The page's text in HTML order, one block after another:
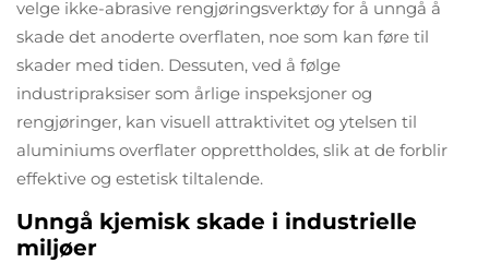
velge ikke-abrasive rengjøringsverktøy for å unngå å
skade det anoderte overflaten, noe som kan føre til
skader med tiden. Dessuten, ved å følge
industripraksiser som årlige inspeksjoner og
rengjøringer, kan visuell attraktivitet og ytelsen til
aluminiums overflater opprettholdes, slik at de forblir
effektive og estetisk tiltalende.
Unngå kjemisk skade i industrielle
miljøer